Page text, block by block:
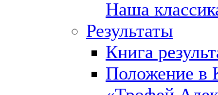
Наша
Результаты
Книга
Положение в